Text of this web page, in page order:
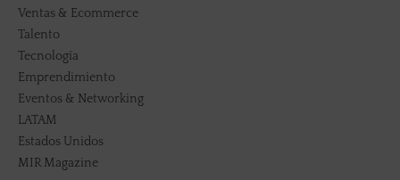
Ventas & Ecommerce
Talento
Tecnología
Emprendimiento
Eventos & Networking
LATAM
Estados Unidos
MIR Magazine